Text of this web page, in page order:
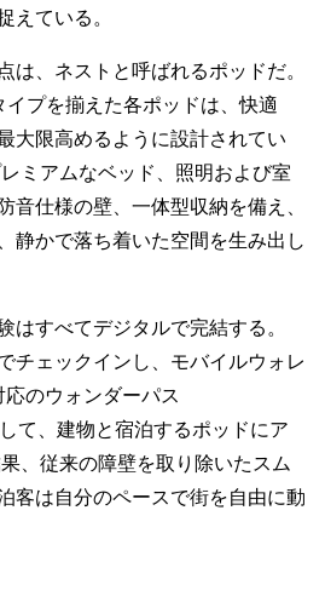
えている。
は、ネストと呼ばれるポッドだ。
プを揃えた各ポッドは、快適
大限高めるように設計されてい
ミアムなベッド、照明および室
音仕様の壁、一体型収納を備え、
静かで落ち着いた空間を生み出し
はすべてデジタルで完結する。
チェックインし、モバイルウォレ
のウォンダーパス
て、建物と宿泊するポッドにア
、従来の障壁を取り除いたスム
客は自分のペースで街を自由に動